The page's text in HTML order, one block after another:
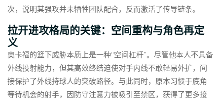
次，说明其强攻并未牺牲团队配合，反而激活了传导链条。
拉开进攻格局的关键：空间重构与角色再定
义
奥卡福的篮下威胁本质上是一种“空间杠杆”。尽管他本人不具备
外线投射能力，但其高效终结迫使对手内线不敢轻易外扩，间
接保护了外线持球人的突破路径。与此同时，原本习惯于底角
等待机会的射手，因防守注意力被吸引至禁区，获得了更多接